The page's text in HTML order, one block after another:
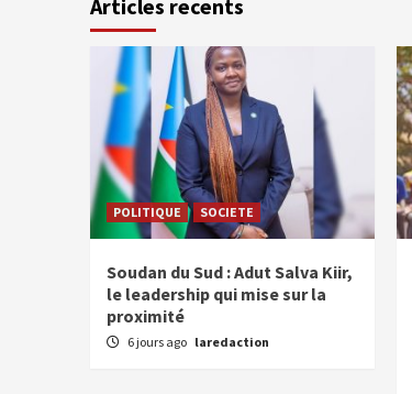
Articles recents
POLITIQUE SOCIETE
Soudan du Sud : Adut Salva Kiir,
le leadership qui mise sur la
proximité
6 jours ago laredaction